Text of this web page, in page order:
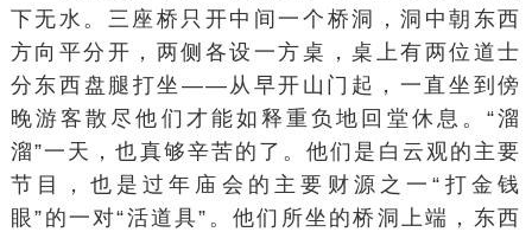
下无水。三座桥只开中间一个桥洞，洞中朝东西
方向平分开，两侧各设一方桌，桌上有两位道士
分东西盘腿打坐——从早开山门起，一直坐到傍
晚游客散尽他们才能如释重负地回堂休息。“溜
溜”一天，也真够辛苦的了。他们是白云观的主要
节目，也是过年庙会的主要财源之一“打金钱
眼”的一对“活道具”。他们所坐的桥洞上端，东西